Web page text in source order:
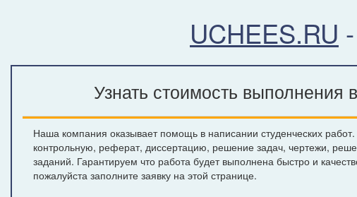
UCHEES.RU
Узнать стоимость выполнения
Наша компания оказывает помощь в написании студенческих
контрольную, реферат, диссертацию, решение задач, чертежи,
заданий. Гарантируем что работа будет выполнена быстро и
пожалуйста заполните заявку на этой странице.